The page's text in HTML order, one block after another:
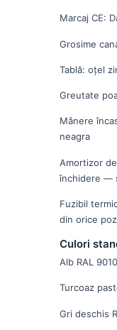
Marcaj CE:
Grosime
Tablă: oțel
Greutate
Mânere
neagra
Amortizor
închidere —
Fuzibil
din orice
Culori
Alb RAL 9010
Turcoaz
Gri deschis